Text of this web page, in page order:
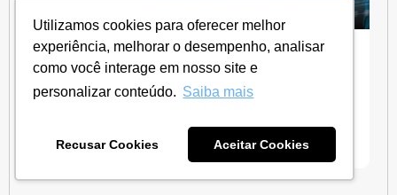
Utilizamos cookies para oferecer melhor
experiência, melhorar o desempenho, analisar
como você interage em nosso site e
personalizar conteúdo. Saiba mais
Recusar Cookies Aceitar Cookies
E-commerce
Plataforma SaaS vs. Plataforma Open
Source: qual escolher para seu e-
commerce?
Continue lendo